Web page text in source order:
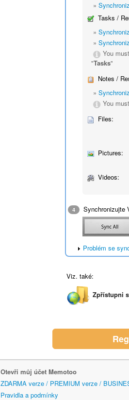
»
Tasks /
»
»
You
"Tasks"
Notes /
»
You
Files:
Pictures:
Videos:
4 Synchronizujte
Problém se
Viz. také:
Zpřístupni
Otevři můj účet Memotoo
ZDARMA verze / PREMIUM verze /
Pravidla a podmínky